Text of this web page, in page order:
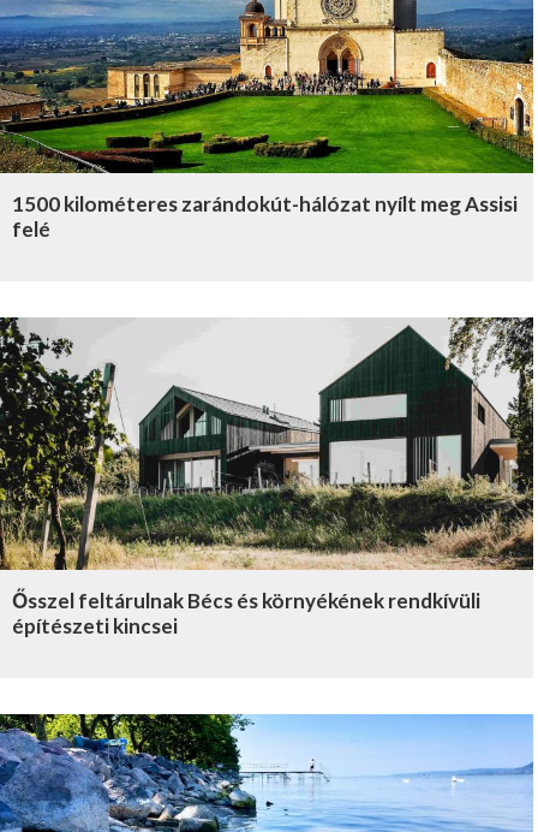
1500 kilométeres zarándokút-hálózat nyílt meg Assisi
felé
Ősszel feltárulnak Bécs és környékének rendkívüli
építészeti kincsei